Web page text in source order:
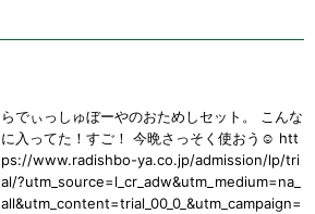
らでぃっしゅぼーやのおためしセット。 こんな
に入ってた！すご！ 今晩さっそく使おう☺️ htt
ps://www.radishbo-ya.co.jp/admission/lp/tri
al/?utm_source=l_cr_adw&utm_medium=na_
all&utm_content=trial_00_0_&utm_campaign=